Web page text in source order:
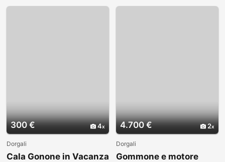
300 € 4
Dorgali
Cala Gonone in Vacanza
4.700 € 2
Dorgali
Gommone e motore